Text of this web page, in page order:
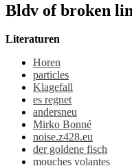
Bldv of broken
Literaturen
Horen
particles
Klagefall
es regnet
andersneu
Mirko Bonné
noise.z428.eu
der goldene fisch
mouches volantes